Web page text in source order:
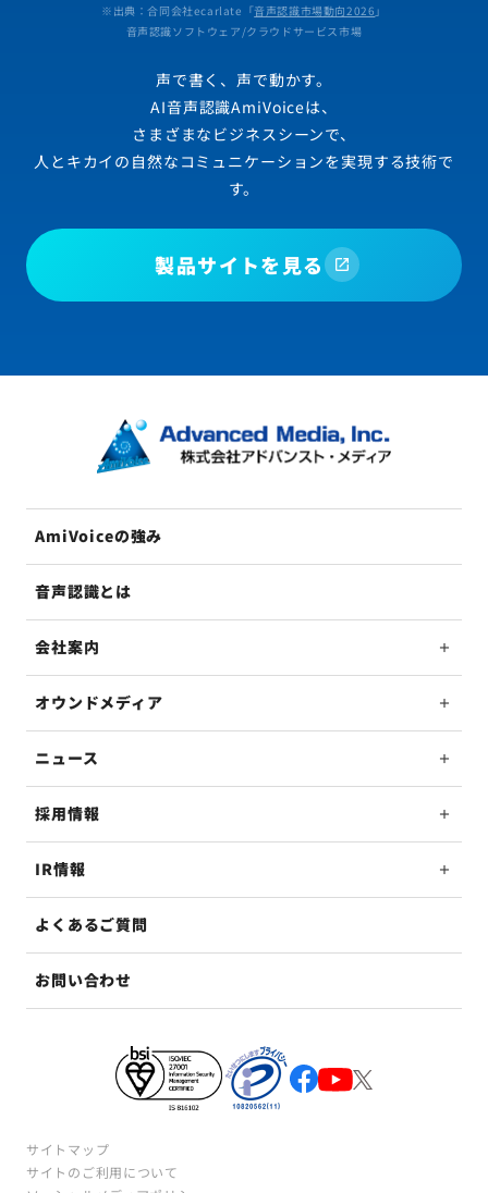
※出典：合同会社ecarlate「音声認識市場動向2026 」
音声認識ソフトウェア/クラウドサービス市場
声で書く、声で動かす。
AI音声認識AmiVoiceは、
さまざまなビジネスシーンで、
人とキカイの自然なコミュニケーションを実現する技術で
す。
製品サイトを見る
AmiVoiceの強み
音声認識とは
会社案内
オウンドメディア
ニュース
採用情報
IR情報
よくあるご質問
お問い合わせ
サイトマップ
サイトのご利用について